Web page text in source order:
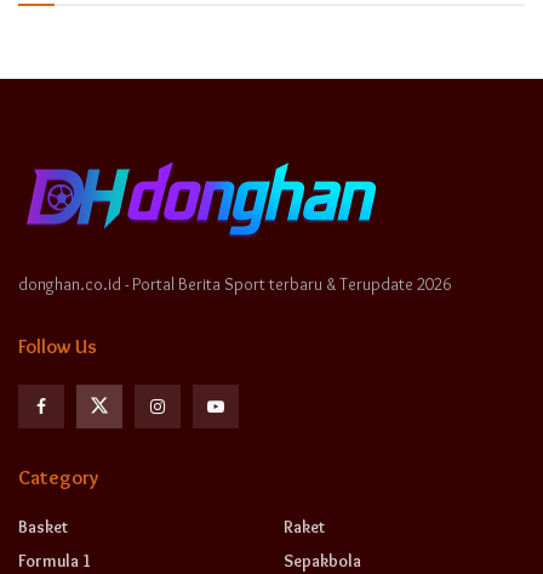
donghan.co.id - Portal Berita Sport terbaru & Terupdate 2026
Follow Us
Category
Basket
Formula 1
Raket
Sepakbola